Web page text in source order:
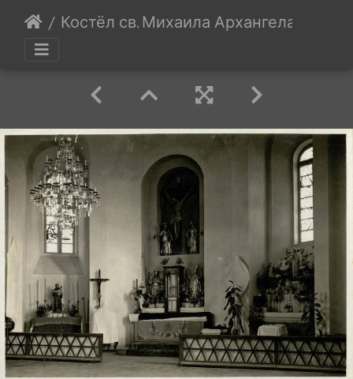
Костёл св. Михаила Архангела, 1930 г.